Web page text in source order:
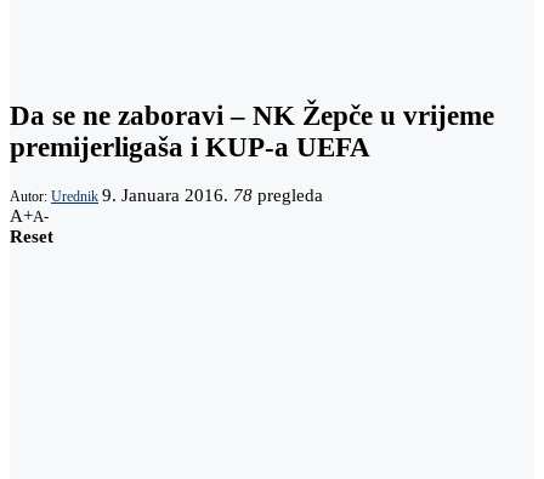
Da se ne zaboravi – NK Žepče u vrijeme
premijerligaša i KUP-a UEFA
Autor: Urednik 9. Januara 2016. 78 pregleda
A+A-
Reset